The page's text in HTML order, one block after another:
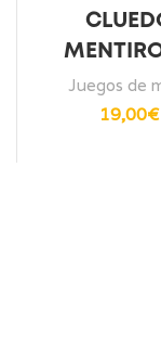
Juegos de
19,00€